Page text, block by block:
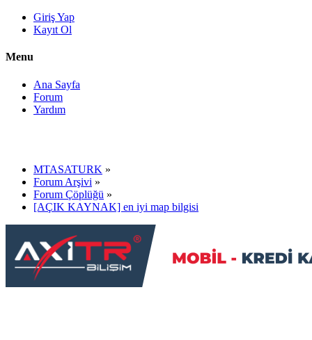
Giriş Yap
Kayıt Ol
Menu
Ana Sayfa
Forum
Yardım
MTASATURK »
Forum Arşivi »
Forum Çöplüğü »
[AÇIK KAYNAK] en iyi map bilgisi